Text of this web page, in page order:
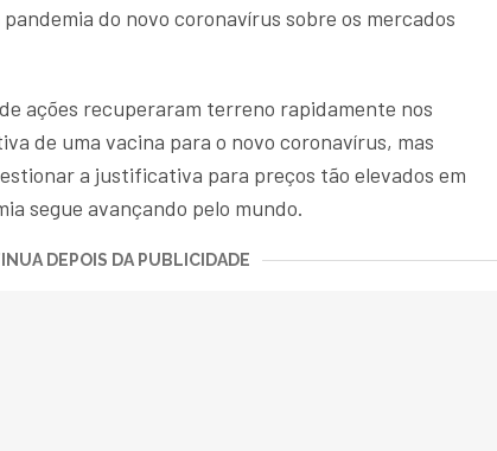
do novo coronavírus sobre os mercados
ações recuperaram terreno rapidamente nos
de uma vacina para o novo coronavírus, mas
a justificativa para preços tão elevados em
segue avançando pelo mundo.
DEPOIS DA PUBLICIDADE